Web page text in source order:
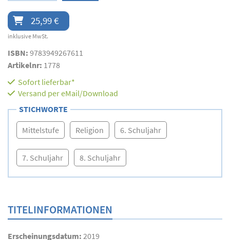
25,99 €
inklusive MwSt.
ISBN: 9783949267611
Artikelnr: 1778
Sofort lieferbar*
Versand per eMail/Download
STICHWORTE
Mittelstufe Religion 6. Schuljahr
7. Schuljahr 8. Schuljahr
TITELINFORMATIONEN
Erscheinungsdatum: 2019